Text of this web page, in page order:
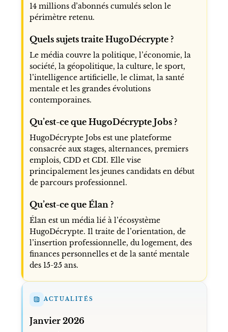
14 millions d’abonnés cumulés selon le
périmètre retenu.
Quels sujets traite HugoDécrypte ?
Le média couvre la politique, l’économie, la
société, la géopolitique, la culture, le sport,
l’intelligence artificielle, le climat, la santé
mentale et les grandes évolutions
contemporaines.
Qu’est-ce que HugoDécrypte Jobs ?
HugoDécrypte Jobs est une plateforme
consacrée aux stages, alternances, premiers
emplois, CDD et CDI. Elle vise
principalement les jeunes candidats en début
de parcours professionnel.
Qu’est-ce que Élan ?
Élan est un média lié à l’écosystème
HugoDécrypte. Il traite de l’orientation, de
l’insertion professionnelle, du logement, des
finances personnelles et de la santé mentale
des 15-25 ans.
ACTUALITÉS
Janvier 2026